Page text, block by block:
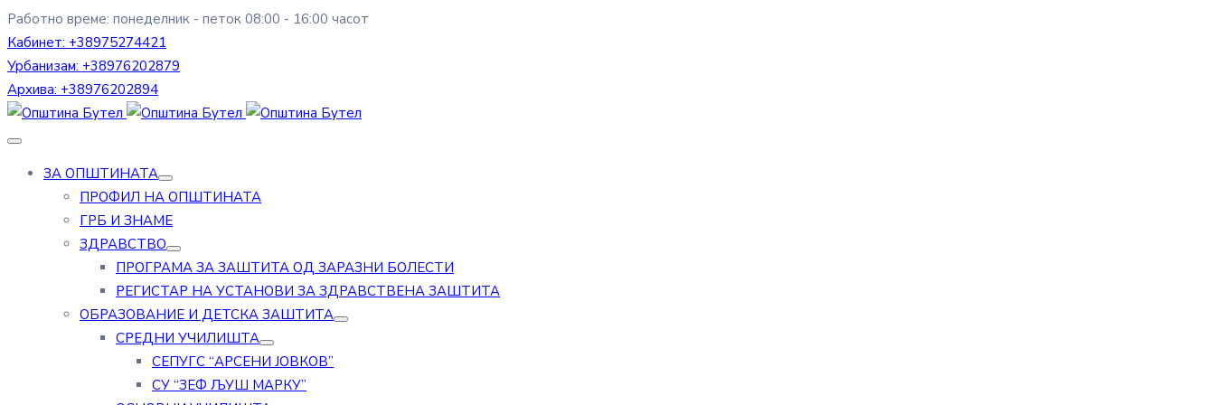
Работно време: понеделник - петок 08:00 - 16:00 часот
Кабинет: +38975274421
Урбанизам: +38976202879
Архива: +38976202894
ЗА ОПШТИНАТА
ПРОФИЛ НА ОПШТИНАТА
ГРБ И ЗНАМЕ
ЗДРАВСТВО
ПРОГРАМА ЗА ЗАШТИТА ОД ЗАРАЗНИ БОЛЕСТИ
РЕГИСТАР НА УСТАНОВИ ЗА ЗДРАВСТВЕНА ЗАШТИТА
ОБРАЗОВАНИЕ И ДЕТСКА ЗАШТИТА
СРЕДНИ УЧИЛИШТА
СЕПУГС “АРСЕНИ ЈОВКОВ”
СУ “ЗЕФ ЉУШ МАРКУ”